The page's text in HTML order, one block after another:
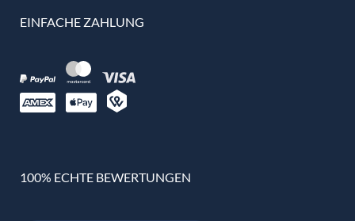
EINFACHE ZAHLUNG
100% ECHTE BEWERTUNGEN